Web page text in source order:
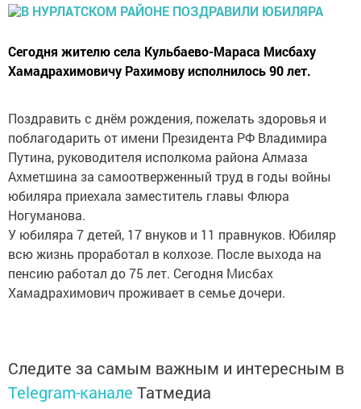
Сегодня жителю села Кульбаево-Мараса Мисбаху
Хамадрахимовичу Рахимову исполнилось 90 лет.
Поздравить с днём рождения, пожелать здоровья и
поблагодарить от имени Президента РФ Владимира
Путина, руководителя исполкома района Алмаза
Ахметшина за самоотверженный труд в годы войны
юбиляра приехала заместитель главы Флюра
Ногуманова.
У юбиляра 7 детей, 17 внуков и 11 правнуков. Юбиляр
всю жизнь проработал в колхозе. После выхода на
пенсию работал до 75 лет. Сегодня Мисбах
Хамадрахимович проживает в семье дочери.
Следите за самым важным и интересным в
Telegram-канале Татмедиа